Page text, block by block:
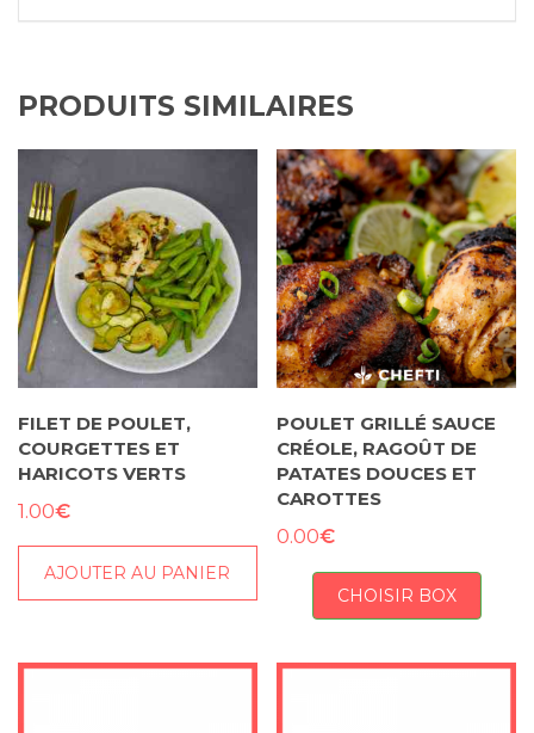
PRODUITS SIMILAIRES
FILET DE POULET,
COURGETTES ET
HARICOTS VERTS
1.00€
AJOUTER AU PANIER
POULET GRILLÉ SAUCE
CRÉOLE, RAGOÛT DE
PATATES DOUCES ET
CAROTTES
0.00€
CHOISIR BOX